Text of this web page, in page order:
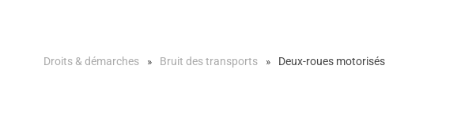
Droits & démarches Bruit des transports Deux-roues motorisés